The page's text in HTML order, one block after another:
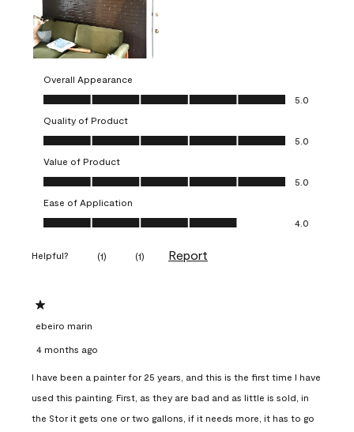
Overall Appearance
Overall Appearance, 5.0 out of 5
5.0
Quality of Product
Quality of Product, 5.0 out of 5
5.0
Value of Product
Value of Product, 5.0 out of 5
5.0
Ease of Application
Ease of Application, 4.0 out of 5
4.0
Helpful? (1) (1) Report
1 out of 5 stars.
ebeiro marin
4 months ago
I have been a painter for 25 years, and this is the first time I have
used this painting. First, as they are bad and as little is sold, in
the Stor it gets one or two gallons, if it needs more, it has to go